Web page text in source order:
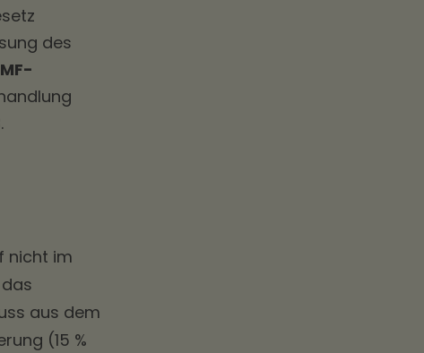
des
.
nicht im
aus dem
(15 %